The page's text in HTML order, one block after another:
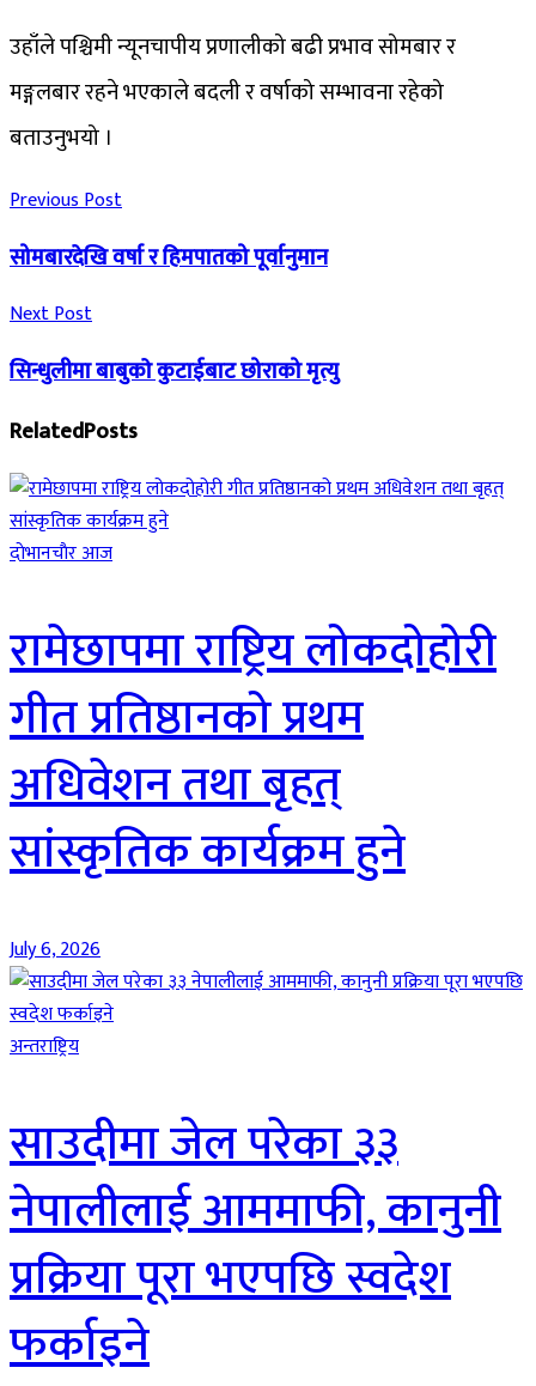
उहाँले पश्चिमी न्यूनचापीय प्रणालीको बढी प्रभाव सोमबार र
मङ्गलबार रहने भएकाले बदली र वर्षाको सम्भावना रहेको
बताउनुभयो ।
Previous Post
सोमबारदेखि वर्षा र हिमपातको पूर्वानुमान
Next Post
सिन्धुलीमा बाबुकाे कुटाईबाट छोराको मृत्यु
RelatedPosts
दाेभानचाैर आज
रामेछापमा राष्ट्रिय लोकदोहोरी
गीत प्रतिष्ठानको प्रथम
अधिवेशन तथा बृहत्
सांस्कृतिक कार्यक्रम हुने
July 6, 2026
अन्तराष्ट्रिय
साउदीमा जेल परेका ३३
नेपालीलाई आममाफी, कानुनी
प्रक्रिया पूरा भएपछि स्वदेश
फर्काइने